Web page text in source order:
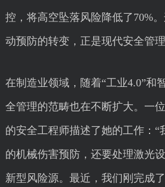
控，将高空坠落风险降低了70%
动预防的转变，正是现代安全管
在制造业领域，随着“工业4.0”和
全管理的范畴也在不断扩大。一
的安全工程师描述了她的工作：“
的机械伤害预防，还要处理激光
新型风险源。最近，我们刚完成